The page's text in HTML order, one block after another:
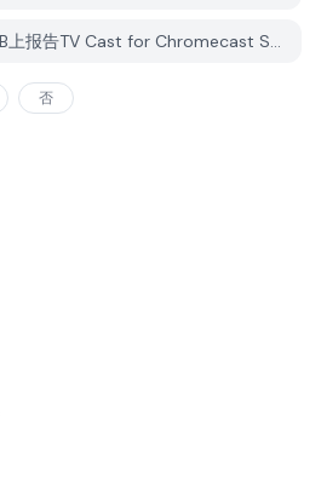
我如何在PGYER APK HUB上报告TV Cast for Chromecast Screen的问题？
否